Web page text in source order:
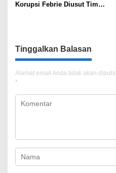
Korupsi Febrie Diusut Tim
Tinggalkan Balasan
Alamat email Anda tidak akan
*